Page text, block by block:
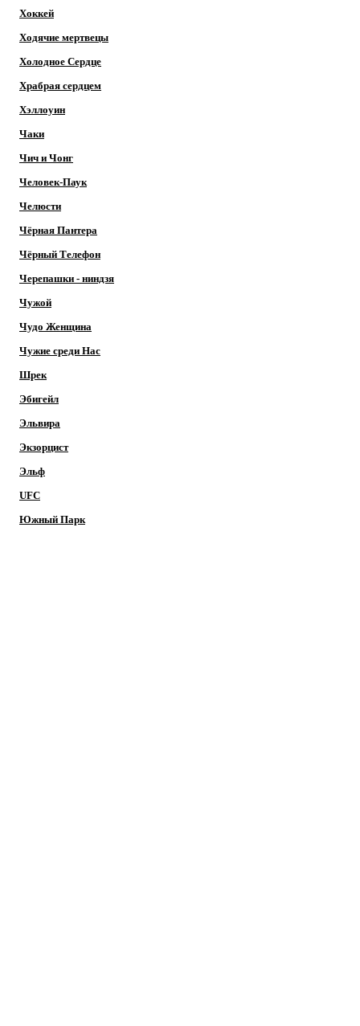
Хоккей
Ходячие мертвецы
Холодное Сердце
Храбрая сердцем
Хэллоуин
Чаки
Чич и Чонг
Человек-Паук
Челюсти
Чёрная Пантера
Чёрный Телефон
Черепашки - ниндзя
Чужой
Чудо Женщина
Чужие среди Нас
Шрек
Эбигейл
Эльвира
Экзорцист
Эльф
UFC
Южный Парк